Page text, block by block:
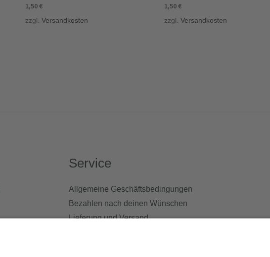
1,50€
zzgl. Versandkosten
1,50€
zzgl. Versandkosten
Service
Allgemeine Geschäftsbedingungen
Bezahlen nach deinen Wünschen
Lieferung und Versand